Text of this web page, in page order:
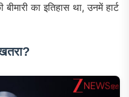
का इतिहास था, उनमें हार्ट